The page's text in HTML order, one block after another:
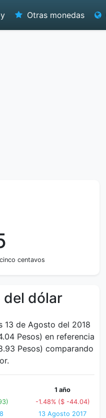
Otras monedas
centavos
del dólar
13 de Agosto del 2018
Pesos) en referencia
Pesos) comparando
1 año
-1.48% ($ -44.04)
13 Agosto 2017